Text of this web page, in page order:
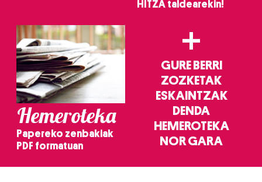
HITZA taldearekin!
Hemeroteka
Papereko zenbakiak
PDF formatuan
+
GURE BERRI
ZOZKETAK
ESKAINTZAK
DENDA
HEMEROTEKA
NOR GARA